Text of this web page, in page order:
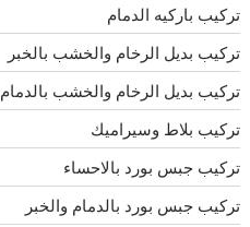
تركيب باركيه الدمام
تركيب بديل الرخام والخشب بالخبر
تركيب بديل الرخام والخشب بالدمام
تركيب بلاط وسيراميك
تركيب جبس بورد بالاحساء
تركيب جبس بورد بالدمام والخبر